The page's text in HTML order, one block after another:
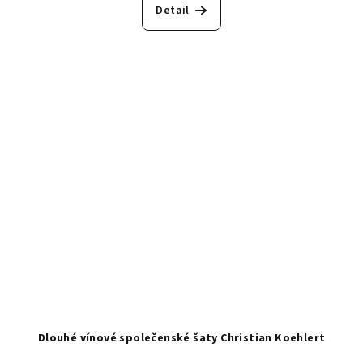
Detail
Dlouhé vínové společenské šaty Christian Koehlert